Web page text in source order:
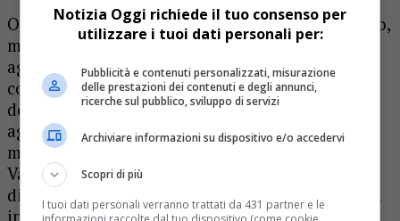
Operai che arrivano da lontano per quache lavoro,
mandati da aziende sconosciute. Soggiornano in
agriturismo fino a che non hanno finito il loro
compito. E infine se ne vanno. Dimenticando un
dettaglio: saldare il conto del medesimo
agriturismo, che se ne resta con la parcella in
mano. E’ accaduto due volte in un’azienda della
Valle di Mosso: la prima volta un amministratore
di un’azienda di Assisi aveva soggiornato in zona
in più occasioni dal 2015 a oggi, lasciando un
Notizia Oggi richiede il tuo consenso per
utilizzare i tuoi dati personali per:
Pubblicità e contenuti personalizzati, misurazione
delle prestazioni dei contenuti e degli annunci,
ricerche sul pubblico, sviluppo di servizi
Archiviare informazioni su dispositivo e/o accedervi
Scopri di più
I tuoi dati personali verranno trattati da 431 partner e le